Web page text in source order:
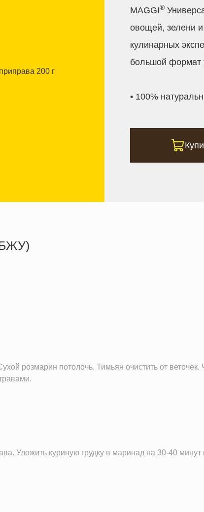
MAGGI®
овощей, зелени
кулинарных
большой формат
• 100%
розмарин потолочь. Тимьян очистить от
Уложить куриную грудку в маринад на 30-40 минут